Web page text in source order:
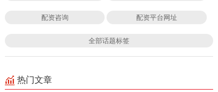
配资咨询 配资平台网址
全部话题标签
热门文章